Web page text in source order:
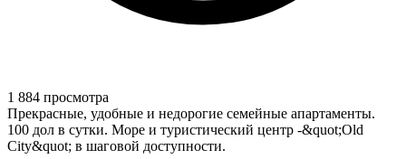
1 884 просмотра
Прекрасные, удобные и недорогие семейные апартаменты.
100 дол в сутки. Море и туристический центр -&quot;Old
City&quot; в шаговой доступности.